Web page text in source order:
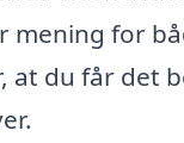
for
at du får det